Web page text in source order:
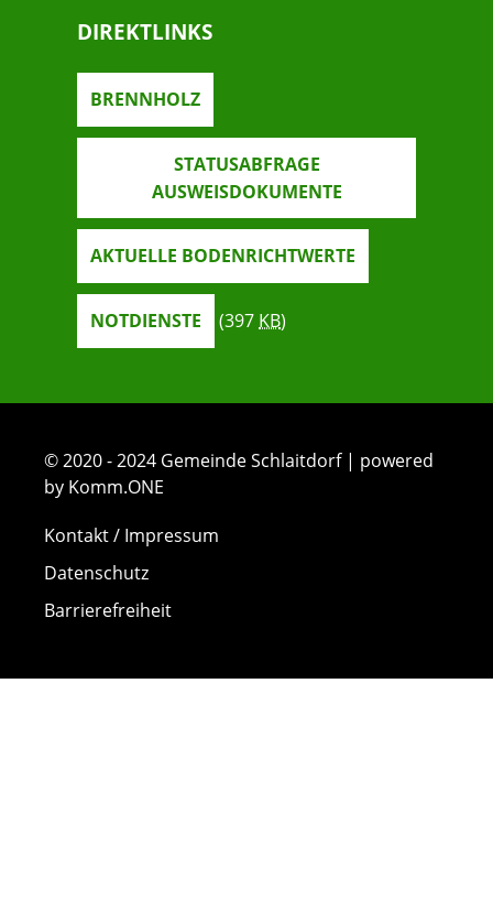
DIREKTLINKS
BRENNHOLZ
STATUSABFRAGE
AUSWEISDOKUMENTE
AKTUELLE BODENRICHTWERTE
NOTDIENSTE (397 KB)
© 2020 - 2024 Gemeinde Schlaitdorf | powered
by Komm.ONE
Kontakt / Impressum
Datenschutz
Barrierefreiheit